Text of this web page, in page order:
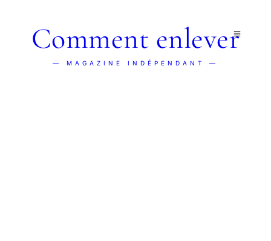
Comment enlever
— MAGAZINE INDÉPENDANT —